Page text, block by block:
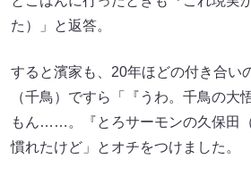
た）」と返答。
すると濱家も、20年ほどの付き合い
（千鳥）ですら「『うわ。千鳥の大
もん……。『とろサーモンの久保田
慣れたけど」とオチをつけました。